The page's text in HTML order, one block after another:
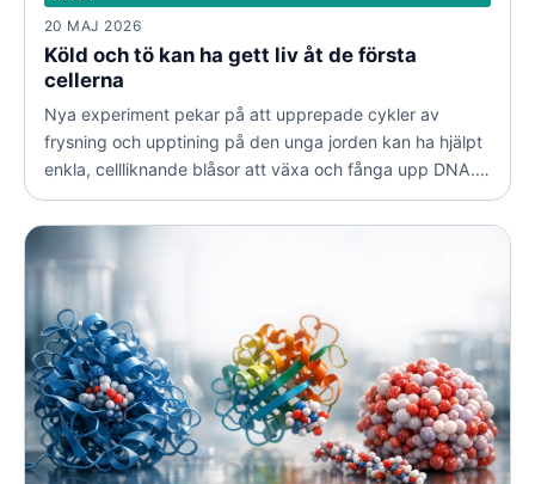
20 MAJ 2026
Köld och tö kan ha gett liv åt de första
cellerna
Nya experiment pekar på att upprepade cykler av
frysning och upptining på den unga jorden kan ha hjälpt
enkla, cellliknande blåsor att växa och fånga upp DNA.
Resultaten ger en ny pusselbit till frågan om hur livet en
gång uppstod.